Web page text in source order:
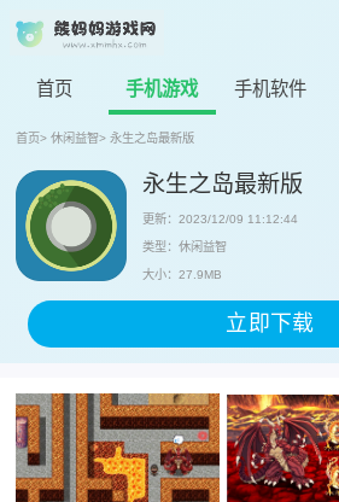
首页 手机游戏 手机软件
首页> 休闲益智> 永生之岛最新版
永生之岛最新版
更新：2023/12/09 11:12:44
类型：休闲益智
大小：27.9MB
立即下载